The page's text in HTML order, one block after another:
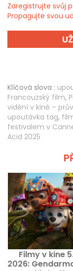
Zaregistrujte svůj
Propagujte svou
Klíčová slova :
Francouzský film,
vidění v kině –
upoutávka tag,
festivalem v
Acid 2025
Filmy v kine
2026: